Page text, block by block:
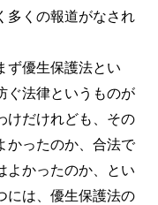
多くの報道がなされ
ず優生保護法とい
ぐ法律というものが
けだけれども、その
かったのか、合法で
よかったのか、とい
には、優生保護法の